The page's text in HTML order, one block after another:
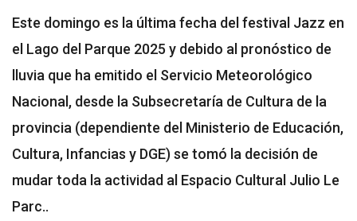
Este domingo es la última fecha del festival Jazz en
el Lago del Parque 2025 y debido al pronóstico de
lluvia que ha emitido el Servicio Meteorológico
Nacional, desde la Subsecretaría de Cultura de la
provincia (dependiente del Ministerio de Educación,
Cultura, Infancias y DGE) se tomó la decisión de
mudar toda la actividad al Espacio Cultural Julio Le
Parc..